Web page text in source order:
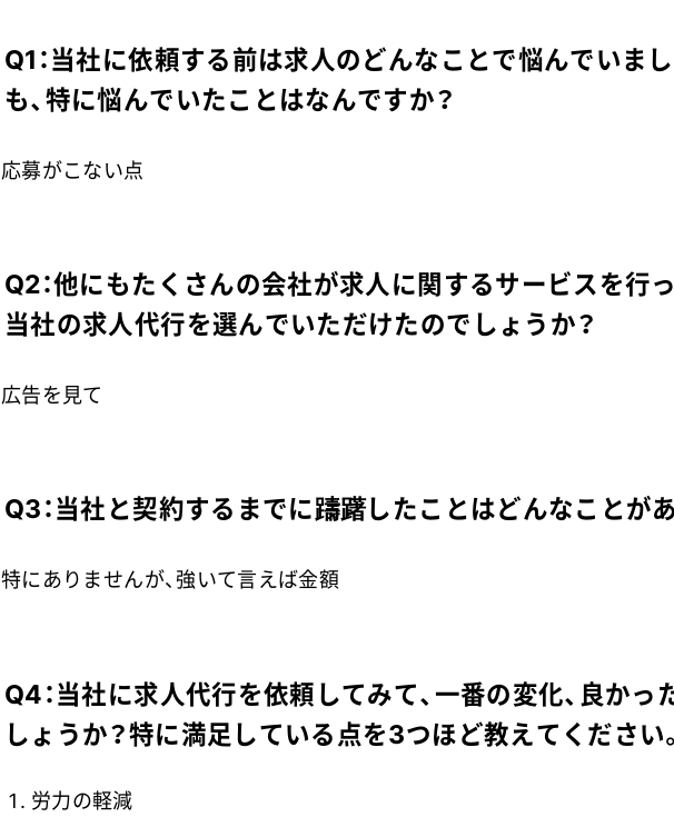
Q1：当社に依頼する前は求人のどんなことで悩んでいま
も、特に悩んでいたことはなんですか？
応募がこない点
Q2：他にもたくさんの会社が求人に関するサービスを行
当社の求人代行を選んでいただけたのでしょうか？
広告を見て
Q3：当社と契約するまでに躊躇したことはどんなことが
特にありませんが、強いて言えば金額
Q4：当社に求人代行を依頼してみて、一番の変化、良か
しょうか？特に満足している点を3つほど教えてください。
労力の軽減